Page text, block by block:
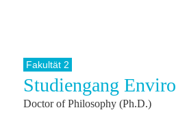
International
Internationales Profil
Fakultät 2
Studiengang
Doctor of Philosophy (Ph.D.)